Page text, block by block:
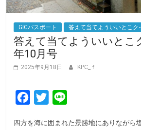
GICパスポート 答えて当てよういいとこク
答えて当てよういいと
年10月号
2025年9月18日 KPC_ｆ
c
T
i
n
四方を海に囲まれた景勝地にありながら